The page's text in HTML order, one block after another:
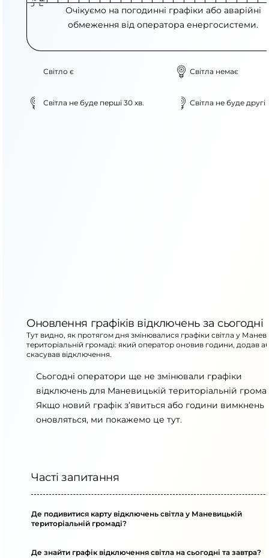
Очікуємо на погодинні графіки або аварійні
обмеження від оператора енергосистеми.
Світло є Світла немає
Світла не буде перші 30 хв. Світла не буде другі
Оновлення графіків відключень за сьогодні
Тут видно, як протягом дня змінювалися графіки світла у
територіальній громаді: який оператор оновив години, додав
скасував відключення.
Сьогодні оператори ще не змінювали графіки
відключень для Маневицькій територіальній
Якщо новий графік з’явиться або години вимкнень
оновляться, ми покажемо це тут.
Часті запитання
Де подивитися карту відключень світла у Маневицькій
територіальній громаді?
Де знайти графік відключення світла на сьогодні та завтра?